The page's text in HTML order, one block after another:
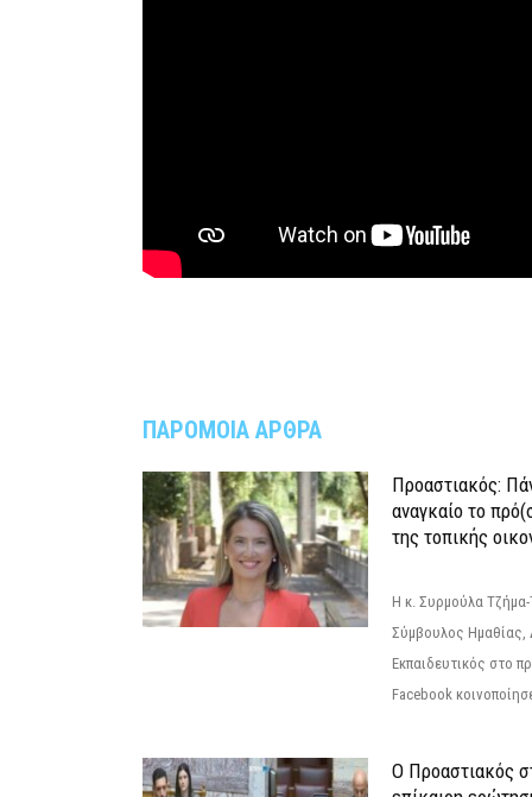
ΠΑΡΟΜΟΙΑ ΑΡΘΡΑ
Προαστιακός:
αναγκαίο το
της τοπικής
Η κ. Συρμούλα
Σύμβουλος Ημαθίας,
Εκπαιδευτικός στο
Facebook
Ο Προαστιακός